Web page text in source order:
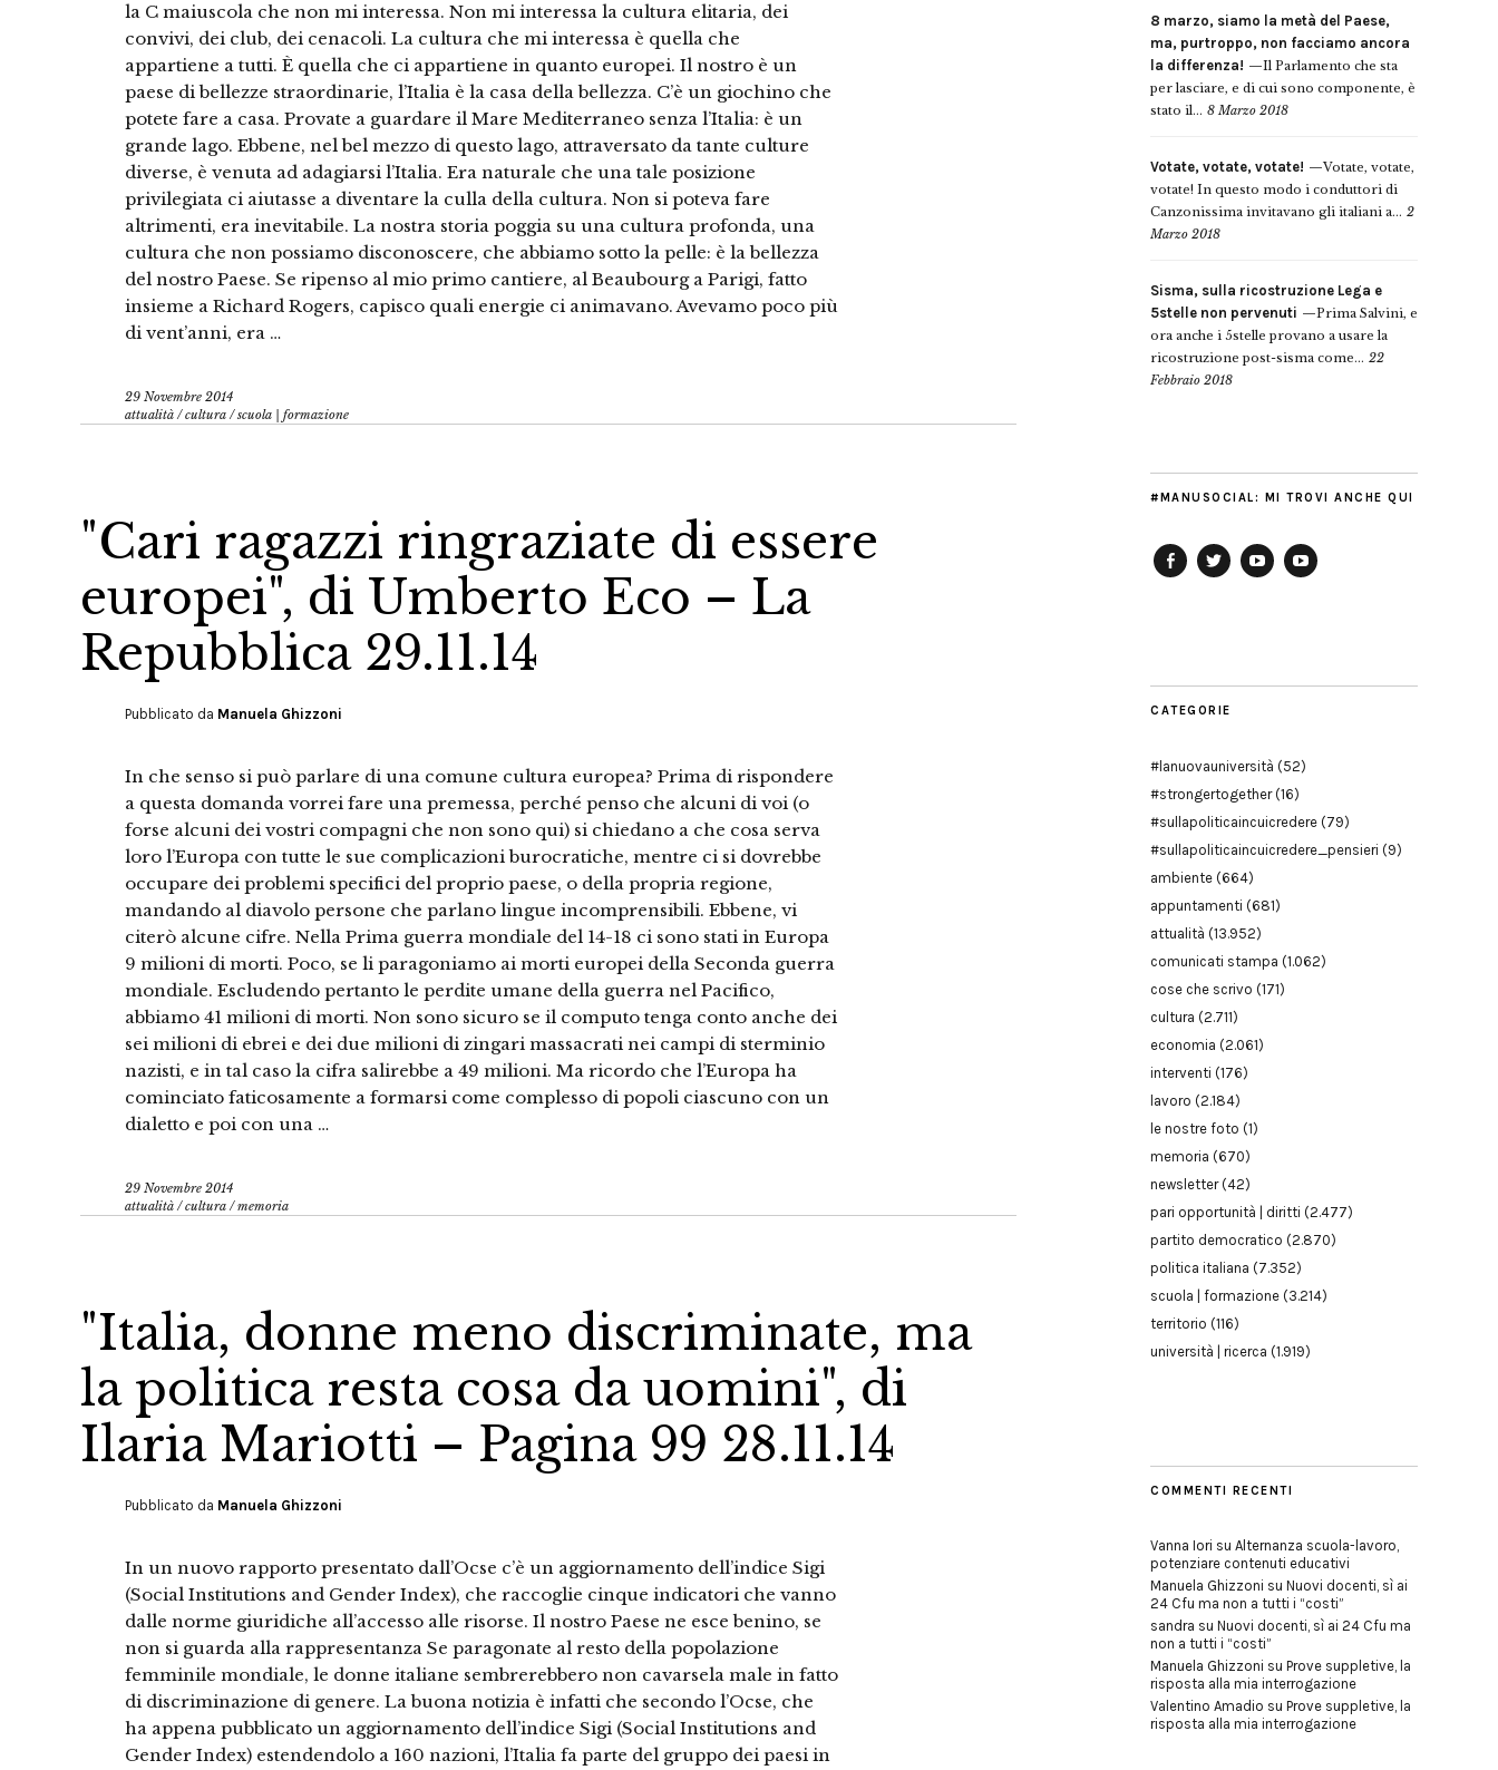
la C maiuscola che non mi interessa. Non mi interessa la cultura elitaria, dei
convivi, dei club, dei cenacoli. La cultura che mi interessa è quella che
appartiene a tutti. È quella che ci appartiene in quanto europei. Il nostro è un
paese di bellezze straordinarie, l’Italia è la casa della bellezza. C’è un giochino che
potete fare a casa. Provate a guardare il Mare Mediterraneo senza l’Italia: è un
grande lago. Ebbene, nel bel mezzo di questo lago, attraversato da tante culture
diverse, è venuta ad adagiarsi l’Italia. Era naturale che una tale posizione
privilegiata ci aiutasse a diventare la culla della cultura. Non si poteva fare
altrimenti, era inevitabile. La nostra storia poggia su una cultura profonda, una
cultura che non possiamo disconoscere, che abbiamo sotto la pelle: è la bellezza
del nostro Paese. Se ripenso al mio primo cantiere, al Beaubourg a Parigi, fatto
insieme a Richard Rogers, capisco quali energie ci animavano. Avevamo poco più
di vent’anni, era …
29 Novembre 2014
attualità /cultura /scuola | formazione
"Cari ragazzi ringraziate di essere
europei", di Umberto Eco – La
Repubblica 29.11.14
Pubblicato da Manuela Ghizzoni
In che senso si può parlare di una comune cultura europea? Prima di rispondere
a questa domanda vorrei fare una premessa, perché penso che alcuni di voi (o
forse alcuni dei vostri compagni che non sono qui) si chiedano a che cosa serva
loro l’Europa con tutte le sue complicazioni burocratiche, mentre ci si dovrebbe
occupare dei problemi specifici del proprio paese, o della propria regione,
mandando al diavolo persone che parlano lingue incomprensibili. Ebbene, vi
citerò alcune cifre. Nella Prima guerra mondiale del 14-18 ci sono stati in Europa
9 milioni di morti. Poco, se li paragoniamo ai morti europei della Seconda guerra
mondiale. Escludendo pertanto le perdite umane della guerra nel Pacifico,
abbiamo 41 milioni di morti. Non sono sicuro se il computo tenga conto anche dei
sei milioni di ebrei e dei due milioni di zingari massacrati nei campi di sterminio
nazisti, e in tal caso la cifra salirebbe a 49 milioni. Ma ricordo che l’Europa ha
cominciato faticosamente a formarsi come complesso di popoli ciascuno con un
dialetto e poi con una …
29 Novembre 2014
attualità /cultura /memoria
"Italia, donne meno discriminate, ma
la politica resta cosa da uomini", di
Ilaria Mariotti – Pagina 99 28.11.14
Pubblicato da Manuela Ghizzoni
In un nuovo rapporto presentato dall’Ocse c’è un aggiornamento dell’indice Sigi
(Social Institutions and Gender Index), che raccoglie cinque indicatori che vanno
dalle norme giuridiche all’accesso alle risorse. Il nostro Paese ne esce benino, se
non si guarda alla rappresentanza Se paragonate al resto della popolazione
femminile mondiale, le donne italiane sembrerebbero non cavarsela male in fatto
di discriminazione di genere. La buona notizia è infatti che secondo l’Ocse, che
ha appena pubblicato un aggiornamento dell’indice Sigi (Social Institutions and
Gender Index) estendendolo a 160 nazioni, l’Italia fa parte del gruppo dei paesi in
8 marzo, siamo la metà del Paese,
ma, purtroppo, non facciamo ancora
la differenza!
Il Parlamento che sta
per lasciare, e di cui sono componente, è
stato il... 8 Marzo 2018
Votate, votate, votate!
Votate, votate,
votate! In questo modo i conduttori di
Canzonissima invitavano gli italiani a... 2
Marzo 2018
Sisma, sulla ricostruzione Lega e
5stelle non pervenuti
Prima Salvini, e
ora anche i 5stelle provano a usare la
ricostruzione post-sisma come... 22
Febbraio 2018
#MANUSOCIAL: MI TROVI ANCHE QUI
CATEGORIE
#lanuovauniversità (52)
#strongertogether(16)
#sullapoliticaincuicredere (79)
#sullapoliticaincuicredere_pensieri (9)
ambiente (664)
appuntamenti (681)
attualità (13.952)
comunicati stampa (1.062)
cose che scrivo (171)
cultura (2.711)
economia (2.061)
interventi (176)
lavoro (2.184)
le nostre foto (1)
memoria (670)
newsletter(42)
pari opportunità | diritti (2.477)
partito democratico (2.870)
politica italiana (7.352)
scuola | formazione (3.214)
territorio (116)
università | ricerca (1.919)
COMMENTI RECENTI
Vanna Iori su Alternanza scuola-lavoro,
potenziare contenuti educativi
Manuela Ghizzoni su Nuovi docenti, sì ai
24 Cfu ma non a tutti i “costi”
sandra su Nuovi docenti, sì ai 24 Cfu ma
non a tutti i “costi”
Manuela Ghizzoni su Prove suppletive, la
risposta alla mia interrogazione
Valentino Amadio su Prove suppletive, la
risposta alla mia interrogazione